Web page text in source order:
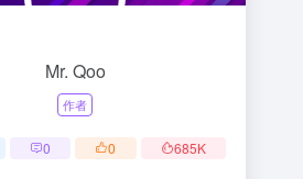
Mr. Qoo
作者
0 0 685K